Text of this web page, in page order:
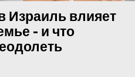
Израиль влияет
- и что